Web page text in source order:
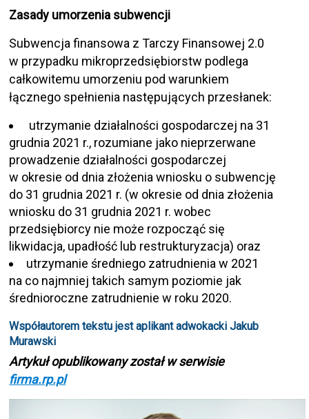
Zasady umorzenia subwencji
Subwencja finansowa z Tarczy Finansowej 2.0
w przypadku mikroprzedsiębiorstw podlega
całkowitemu umorzeniu pod warunkiem
łącznego spełnienia następujących przesłanek:
utrzymanie działalności gospodarczej na 31
grudnia 2021 r., rozumiane jako nieprzerwane
prowadzenie działalności gospodarczej
w okresie od dnia złożenia wniosku o subwencję
do 31 grudnia 2021 r. (w okresie od dnia złożenia
wniosku do 31 grudnia 2021 r. wobec
przedsiębiorcy nie może rozpocząć się
likwidacja, upadłość lub restrukturyzacja) oraz
utrzymanie średniego zatrudnienia w 2021
na co najmniej takich samym poziomie jak
średnioroczne zatrudnienie w roku 2020.
Współautorem tekstu jest aplikant adwokacki Jakub
Murawski
Artykuł opublikowany został w serwisie
firma.rp.pl